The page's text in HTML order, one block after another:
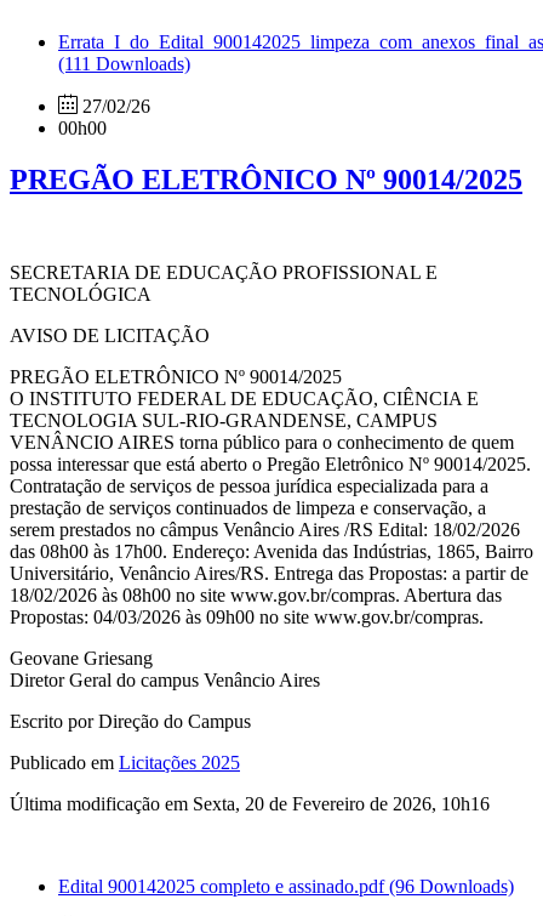
(111 Downloads)
27/02/26
00h00
PREGÃO ELETRÔNICO Nº 90014/2025
SECRETARIA DE EDUCAÇÃO PROFISSIONAL E
TECNOLÓGICA
AVISO DE LICITAÇÃO
PREGÃO ELETRÔNICO Nº 90014/2025
O INSTITUTO FEDERAL DE EDUCAÇÃO, CIÊNCIA E
TECNOLOGIA SUL-RIO-GRANDENSE, CAMPUS
VENÂNCIO AIRES torna público para o conhecimento de quem
possa interessar que está aberto o Pregão Eletrônico Nº 90014/2025.
Contratação de serviços de pessoa jurídica especializada para a
prestação de serviços continuados de limpeza e conservação, a
serem prestados no câmpus Venâncio Aires /RS Edital: 18/02/2026
das 08h00 às 17h00. Endereço: Avenida das Indústrias, 1865, Bairro
Universitário, Venâncio Aires/RS. Entrega das Propostas: a partir de
18/02/2026 às 08h00 no site www.gov.br/compras. Abertura das
Propostas: 04/03/2026 às 09h00 no site www.gov.br/compras.
Geovane Griesang
Diretor Geral do campus Venâncio Aires
Escrito por Direção do Campus
Publicado em Licitações 2025
Última modificação em Sexta, 20 de Fevereiro de 2026, 10h16
Edital 900142025 completo e assinado.pdf(96 Downloads)